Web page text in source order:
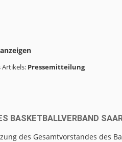
Artikels: Pressemitteilung
BASKETBALLVERBAND
des Gesamtvorstandes des